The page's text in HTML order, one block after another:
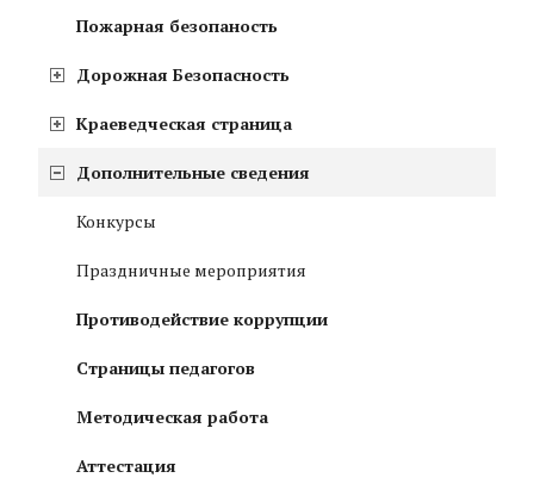
Пожарная безопаность
Дорожная Безопасность
Краеведческая страница
Дополнительные сведения
Конкурсы
Праздничные мероприятия
Противодействие коррупции
Страницы педагогов
Методическая работа
Аттестация